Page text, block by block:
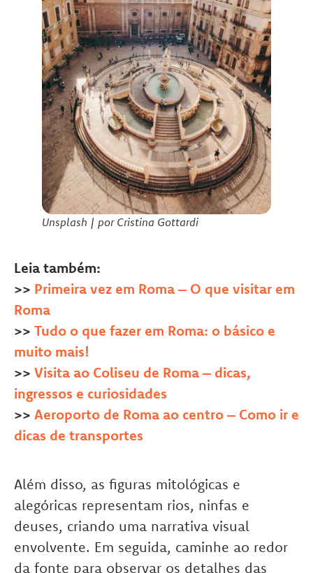
Unsplash | por Cristina Gottardi
Leia também:
>> Primeira vez em Roma – O que visitar em
Roma
>> Tudo o que fazer em Roma: o básico e
muito mais!
>> Visita ao Coliseu de Roma – dicas,
ingressos e curiosidades
>> Aeroporto de Roma ao centro – Como ir e
dicas de transportes
Além disso, as figuras mitológicas e
alegóricas representam rios, ninfas e
deuses, criando uma narrativa visual
envolvente. Em seguida, caminhe ao redor
da fonte para observar os detalhes das